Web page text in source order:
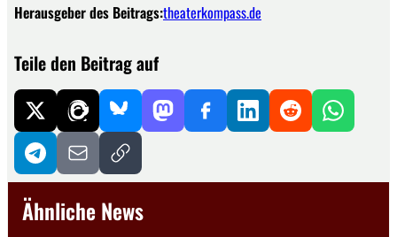
Herausgeber des Beitrags:theaterkompass.de
Teile den Beitrag auf
Ähnliche News